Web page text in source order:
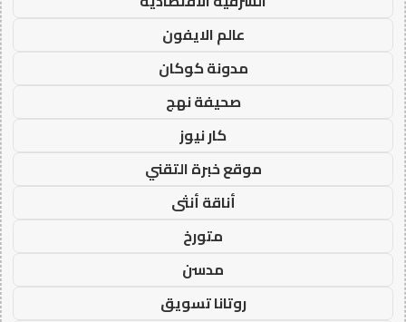
عالم الايفون
مدونة كوكان
صحيفة نهج
كار نيوز
موقع خبرة التقني
أناقة أنثى
متورخ
مدسن
روتانا تسويق